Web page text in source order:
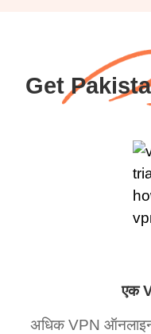
Get
एक
अधिक VPN ऑनलाइन